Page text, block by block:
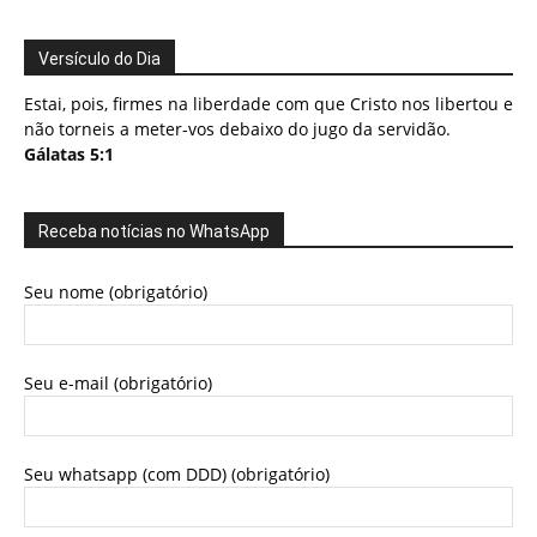
Versículo do Dia
Estai, pois, firmes na liberdade com que Cristo nos libertou e
não torneis a meter-vos debaixo do jugo da servidão.
Gálatas 5:1
Receba notícias no WhatsApp
Seu nome (obrigatório)
Seu e-mail (obrigatório)
Seu whatsapp (com DDD) (obrigatório)